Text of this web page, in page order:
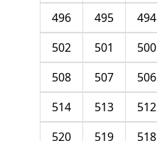
494
495
496
500
501
502
506
507
508
512
513
514
518
519
520